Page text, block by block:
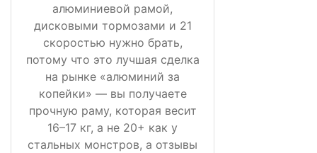
алюминиевой рамой,
дисковыми тормозами и 21
скоростью нужно брать,
потому что это лучшая сделка
на рынке «алюминий за
копейки» — вы получаете
прочную раму, которая весит
16–17 кг, а не 20+ как у
стальных монстров, а отзывы